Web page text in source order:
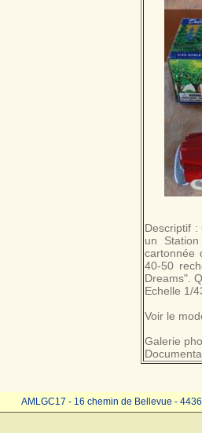
Descriptif
un
cartonnée
40-50
Dreams".
Echelle 1/
Voir le
Galerie
AMLGC17 - 16 chemin de Bellevue -